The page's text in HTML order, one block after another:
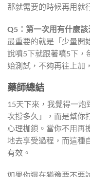
那就需要的時候再用就
Q5：第一次用有什麼該
最重要的就是「少量開
說噴5下就跟著噴5下，
始測試，不夠再往上加
藥師總結
15天下來，我覺得一炮
次撐多久」，而是幫你
心理枷鎖。當你不用再
地去享受過程，而這種
有效。
如果你還在猶豫要不要